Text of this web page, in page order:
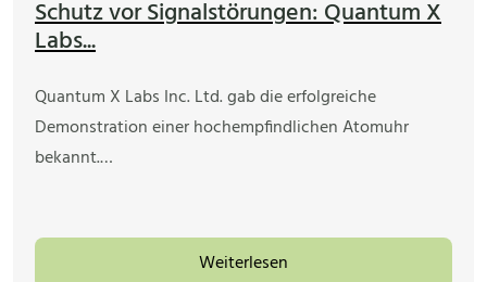
Schutz vor Signalstörungen: Quantum X
Labs...
Quantum X Labs Inc. Ltd. gab die erfolgreiche
Demonstration einer hochempfindlichen Atomuhr
bekannt.…
Weiterlesen